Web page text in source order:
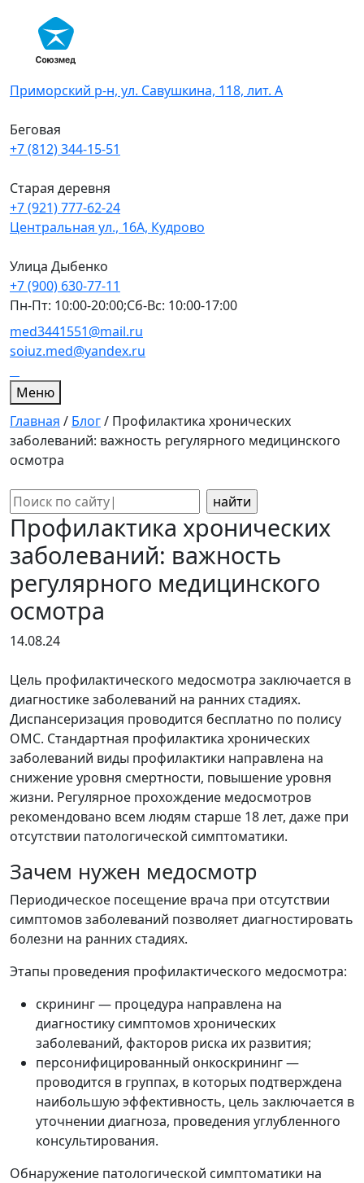
content
Приморский р-н, ул. Савушкина, 118, лит. А
Беговая
+7 (812) 344-15-51
Старая деревня
+7 (921) 777-62-24
Центральная ул., 16А, Кудрово
Улица Дыбенко
+7 (900) 630-77-11
Пн-Пт: 10:00-20:00;Сб-Вс: 10:00-17:00
med3441551@mail.ru
soiuz.med@yandex.ru
Меню
Главная / Блог/ Профилактика хронических
заболеваний: важность регулярного медицинского
осмотра
Поиск:
Профилактика хронических
заболеваний: важность
регулярного медицинского
осмотра
14.08.24
Цель профилактического медосмотра заключается в
диагностике заболеваний на ранних стадиях.
Диспансеризация проводится бесплатно по полису
ОМС. Стандартная профилактика хронических
заболеваний виды профилактики направлена на
снижение уровня смертности, повышение уровня
жизни. Регулярное прохождение медосмотров
рекомендовано всем людям старше 18 лет, даже при
отсутствии патологической симптоматики.
Зачем нужен медосмотр
Периодическое посещение врача при отсутствии
симптомов заболеваний позволяет диагностировать
болезни на ранних стадиях.
Этапы проведения профилактического медосмотра:
скрининг — процедура направлена на
диагностику симптомов хронических
заболеваний, факторов риска их развития;
персонифицированный онкоскрининг —
проводится в группах, в которых подтверждена
наибольшую эффективность, цель заключается в
уточнении диагноза, проведения углубленного
консультирования.
Обнаружение патологической симптоматики на